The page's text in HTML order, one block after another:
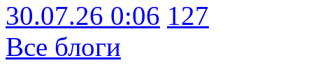
30.07.26 0:06 127
Все блоги